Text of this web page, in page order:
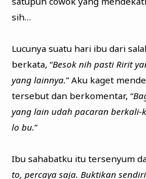
sih…
Lucunya suatu hari ibu dari
berkata, “Besok nih pasti Ririt
yang lainnya.” Aku kaget
tersebut dan berkomentar, “
yang lain udah pacaran berkali-
lo bu.”
Ibu sahabatku itu tersenyum
to, percaya saja. Buktikan sendiri